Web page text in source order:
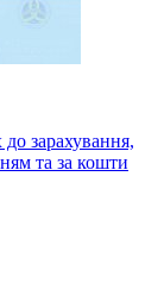
зарахування,
та за кошти